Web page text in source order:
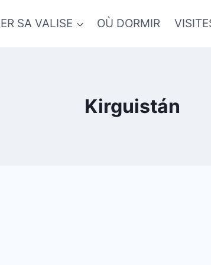
SA VALISE OÙ DORMIR
Kirguistán